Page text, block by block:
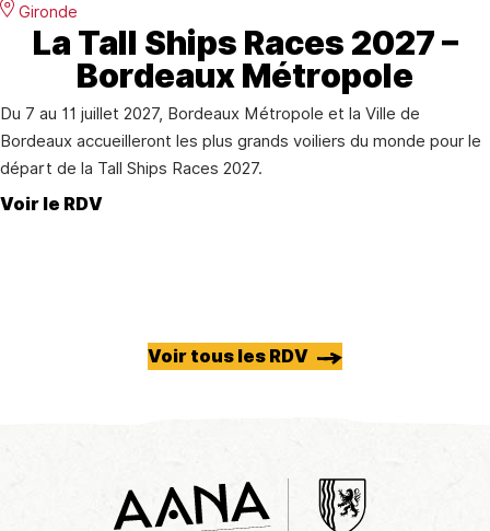
Gironde
La Tall Ships Races 2027 –
Bordeaux Métropole
Du 7 au 11 juillet 2027, Bordeaux Métropole et la Ville de
Bordeaux accueilleront les plus grands voiliers du monde pour le
départ de la Tall Ships Races 2027.
Voir le RDV
Voir tous les RDV